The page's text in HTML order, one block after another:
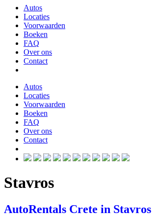
Autos
Locaties
Voorwaarden
Boeken
FAQ
Over ons
Contact
Autos
Locaties
Voorwaarden
Boeken
FAQ
Over ons
Contact
Stavros
AutoRentals Crete in Stavros